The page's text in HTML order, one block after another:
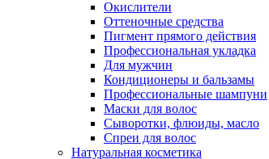
Окислители
Оттеночные средства
Пигмент прямого действия
Профессиональная укладка
Для мужчин
Кондиционеры и бальзамы
Профессиональные шампуни
Маски для волос
Сыворотки, флюиды, масло
Спреи для волос
Натуральная косметика